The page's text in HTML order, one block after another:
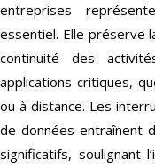
entreprises
essentiel. Elle préserve
continuité des
applications critiques,
ou à distance. Les
de données entraînent
significatifs, soulignant